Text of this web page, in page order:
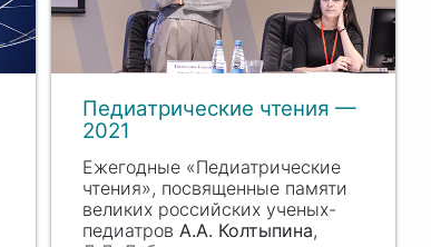
Педиатрические чтения —
2021
Ежегодные «Педиатрические
чтения», посвященные памяти
великих российских ученых-
педиатров А.А. Колтыпина,